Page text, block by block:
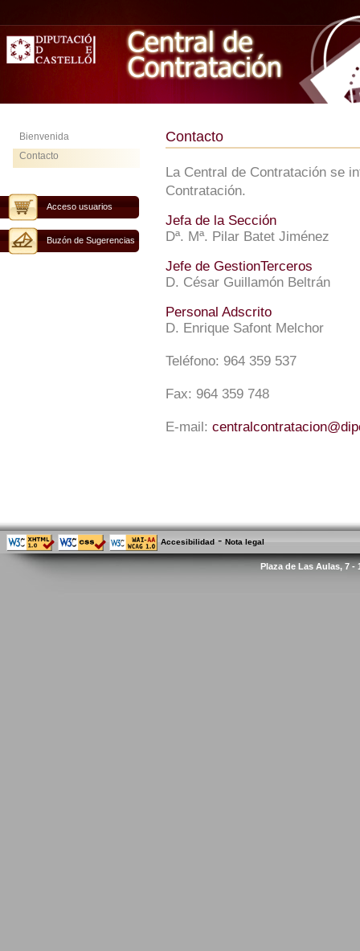
Bienvenida
Contacto
Acceso usuarios
Buzón de Sugerencias
Contacto
La Central de Contratación se
Contratación.
Jefa de la Sección
Dª. Mª. Pilar Batet Jiménez
Jefe de GestionTerceros
D. César Guillamón Beltrán
Personal Adscrito
D. Enrique Safont Melchor
Teléfono: 964 359 537
Fax: 964 359 748
E-mail:
Accesibilidad - Nota legal
Plaza de Las Aulas, 7 -